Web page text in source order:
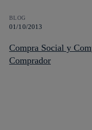
BLOG
01/10/2013
Compra Social y
Comprador